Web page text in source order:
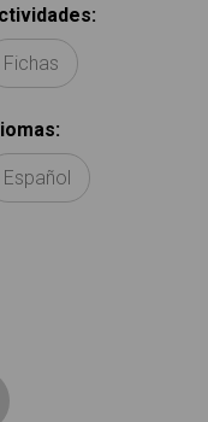
:
Fichas
:
Español